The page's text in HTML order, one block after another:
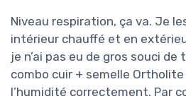
Niveau respiration, ça va. Je
intérieur chauffé et en
je n’ai pas eu de gros souci
combo cuir + semelle
l’humidité correctement. Par